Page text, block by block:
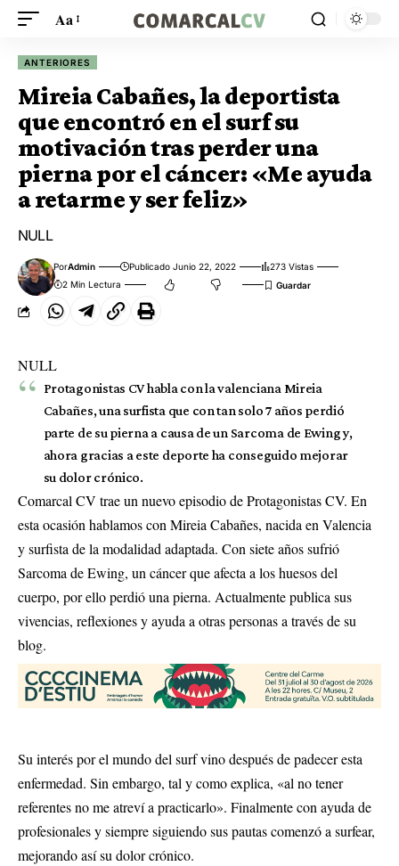
Aa
ANTERIORES
Mireia Cabañes, la deportista
que encontró en el surf su
motivación tras perder una
pierna por el cáncer: «Me ayuda
a retarme y ser feliz»
NULL
PorAdmin Publicado Junio 22, 2022
273 Vistas
2 Min Lectura
NULL
Protagonistas CV habla con la valenciana Mireia
Cabañes, una surfista que con tan solo 7 años perdió
parte de su pierna a causa de un Sarcoma de Ewing y,
ahora gracias a este deporte ha conseguido mejorar
su dolor crónico.
Comarcal CV trae un nuevo episodio de Protagonistas CV. En
esta ocasión hablamos con Mireia Cabañes, nacida en Valencia
y surfista de la modalidad adaptada. Con siete años sufrió
Sarcoma de Ewing, un cáncer que afecta a los huesos del
cuerpo, por ello perdió una pierna. Actualmente publica sus
vivencias, reflexiones y ayuda a otras personas a través de su
blog.
Su interés por el mundo del surf vino después de padecer esta
enfermedad. Sin embargo, tal y como explica, «al no tener
referentes no me atreví a practicarlo». Finalmente con ayuda de
profesionales y siempre siguiendo sus pautas comenzó a surfear,
mejorando así su dolor crónico.